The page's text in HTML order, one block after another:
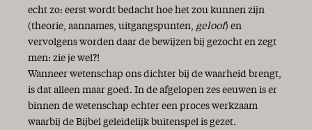
echt zo: eerst wordt bedacht hoe het zou kunnen zijn
(theorie, aannames, uitgangspunten, geloof) en
vervolgens worden daar de bewijzen bij gezocht en zegt
men: zie je wel?!
Wanneer wetenschap ons dichter bij de waarheid brengt,
is dat alleen maar goed. In de afgelopen zes eeuwen is er
binnen de wetenschap echter een proces werkzaam
waarbij de Bijbel geleidelijk buitenspel is gezet.